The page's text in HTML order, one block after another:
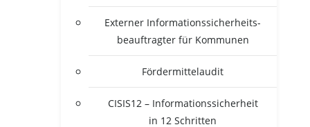
Exter­ner Infor­ma­ti­ons­si­cher­heits­
be­auf­trag­ter für Kommunen
För­der­mit­tel­au­dit
CISIS12 – Infor­ma­ti­ons­si­cher­heit
in 12 Schritten